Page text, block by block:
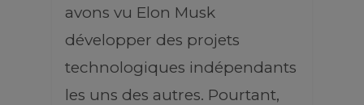
avons vu Elon Musk
développer des projets
technologiques indépendants
les uns des autres. Pourtant,